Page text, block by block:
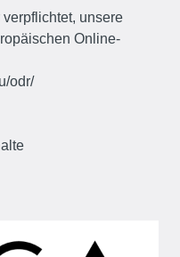
unsere
Online-
odr/